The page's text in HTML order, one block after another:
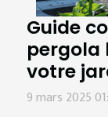
Guide
pergola
votre
9 mars 2025